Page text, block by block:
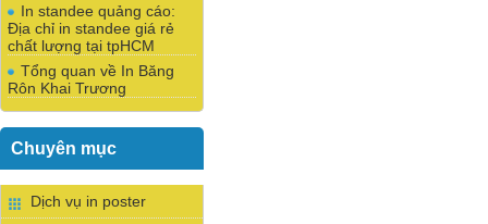
In standee quảng cáo:
Địa chỉ in standee giá rẻ
chất lượng tại tpHCM
Tổng quan về In Băng
Rôn Khai Trương
Chuyên mục
Dịch vụ in poster